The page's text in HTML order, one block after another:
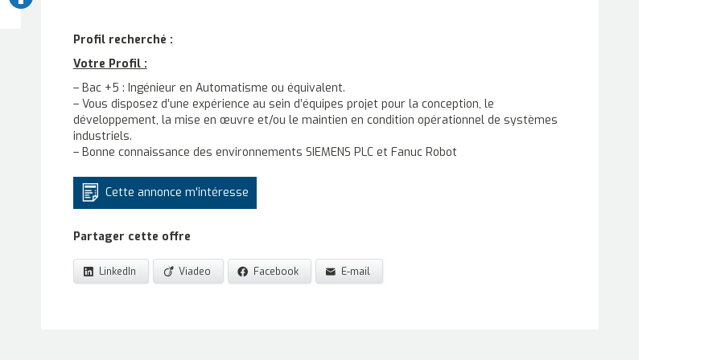
Profil recherché :
Votre Profil :
– Bac +5 : Ingénieur en Automatisme ou équivalent.
– Vous disposez d’une expérience au sein d’équipes projet pour la conception, le
développement, la mise en œuvre et/ou le maintien en condition opérationnel de systèmes
industriels.
– Bonne connaissance des environnements SIEMENS PLC et Fanuc Robot
Cette annonce m'intéresse
Partager cette offre
LinkedIn Viadeo Facebook E-mail